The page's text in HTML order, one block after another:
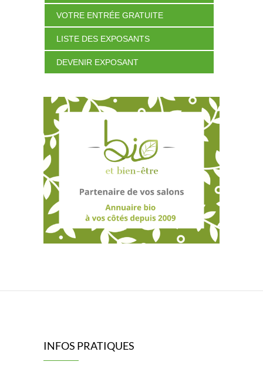
VOTRE ENTRÉE GRATUITE
LISTE DES EXPOSANTS
DEVENIR EXPOSANT
INFOS PRATIQUES